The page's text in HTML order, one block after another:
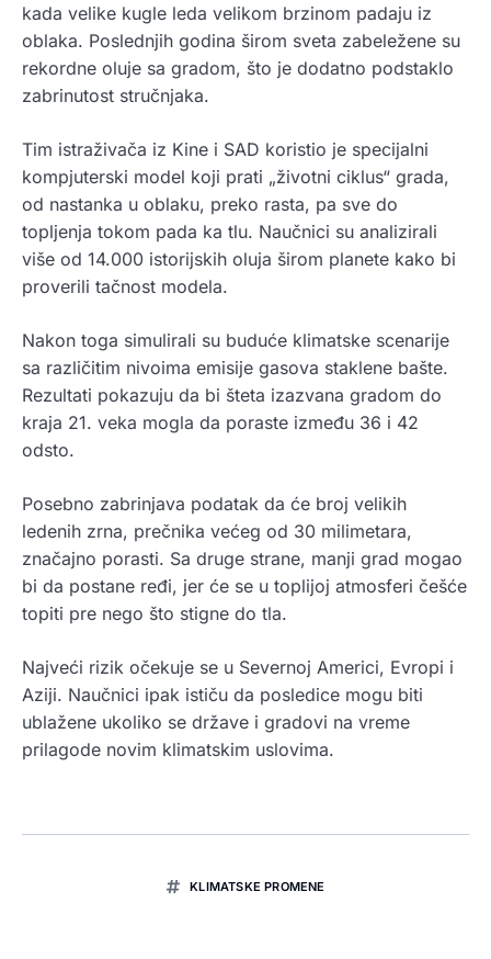
kada velike kugle leda velikom brzinom padaju iz
oblaka. Poslednjih godina širom sveta zabeležene su
rekordne oluje sa gradom, što je dodatno podstaklo
zabrinutost stručnjaka.
Tim istraživača iz Kine i SAD koristio je specijalni
kompjuterski model koji prati „životni ciklus“ grada,
od nastanka u oblaku, preko rasta, pa sve do
topljenja tokom pada ka tlu. Naučnici su analizirali
više od 14.000 istorijskih oluja širom planete kako bi
proverili tačnost modela.
Nakon toga simulirali su buduće klimatske scenarije
sa različitim nivoima emisije gasova staklene bašte.
Rezultati pokazuju da bi šteta izazvana gradom do
kraja 21. veka mogla da poraste između 36 i 42
odsto.
Posebno zabrinjava podatak da će broj velikih
ledenih zrna, prečnika većeg od 30 milimetara,
značajno porasti. Sa druge strane, manji grad mogao
bi da postane ređi, jer će se u toplijoj atmosferi češće
topiti pre nego što stigne do tla.
Najveći rizik očekuje se u Severnoj Americi, Evropi i
Aziji. Naučnici ipak ističu da posledice mogu biti
ublažene ukoliko se države i gradovi na vreme
prilagode novim klimatskim uslovima.
KLIMATSKE PROMENE